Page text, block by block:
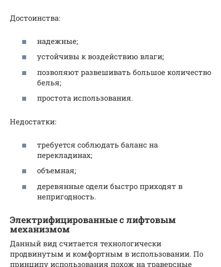
Достоинства:
надежные;
устойчивы к воздействию влаги;
позволяют развешивать большое количество
белья;
простота использования.
Недостатки:
требуется соблюдать баланс на
перекладинах;
объемная;
деревянные одели быстро приходят в
непригодность.
Электрифицированные с лифтовым
механизмом
Данный вид считается технологически
продвинутым и комфортным в использовании. По
принципу использования похож на траверсные